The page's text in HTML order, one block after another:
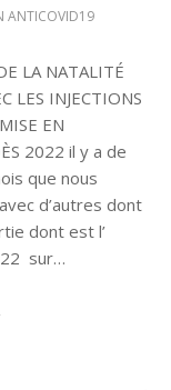
ANTICOVID19
LA NATALITÉ
LES INJECTIONS
EN
2022 il y a de
que nous
d’autres dont
dont est l’
sur…